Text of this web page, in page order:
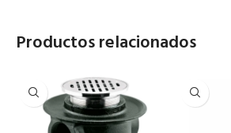
Productos relacionados